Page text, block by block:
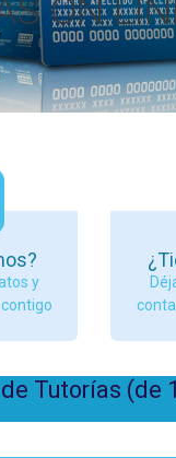
ON
y
Tutorías (de